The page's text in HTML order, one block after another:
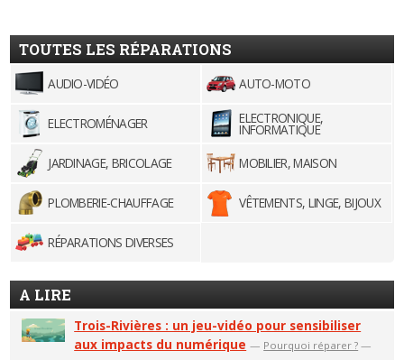
TOUTES LES RÉPARATIONS
AUDIO-VIDÉO AUTO-MOTO
ELECTROMÉNAGER ELECTRONIQUE,
INFORMATIQUE
JARDINAGE, BRICOLAGE
MOBILIER, MAISON
PLOMBERIE-CHAUFFAGE VÊTEMENTS, LINGE, BIJOUX
RÉPARATIONS DIVERSES
A LIRE
Trois-Rivières : un jeu-vidéo pour sensibiliser
aux impacts du numérique — Pourquoi réparer ? —